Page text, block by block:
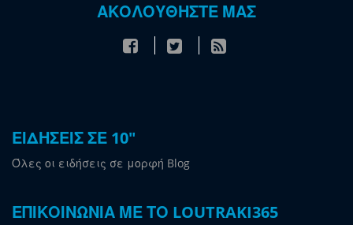
ΑΚΟΛΟΥΘΗΣΤΕ ΜΑΣ
ΕΙΔΗΣΕΙΣ ΣΕ 10"
Όλες οι ειδήσεις σε μορφή Blog
ΕΠΙΚΟΙΝΩΝΙΑ ΜΕ ΤΟ LOUTRAKI365